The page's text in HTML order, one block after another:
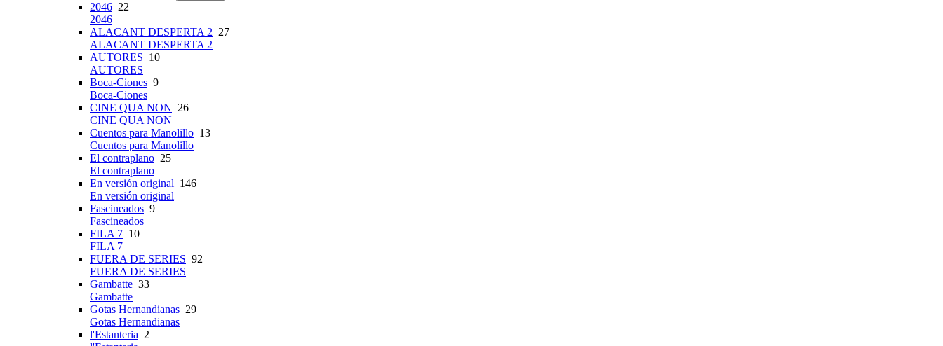
2046 22
2046
ALACANT DESPERTA 2 27
ALACANT DESPERTA 2
AUTORES 10
AUTORES
Boca-Ciones 9
Boca-Ciones
CINE QUA NON 26
CINE QUA NON
Cuentos para Manolillo 13
Cuentos para Manolillo
El contraplano 25
El contraplano
En versión original 146
En versión original
Fascineados 9
Fascineados
FILA 7 10
FILA 7
FUERA DE SERIES 92
FUERA DE SERIES
Gambatte 33
Gambatte
Gotas Hernandianas 29
Gotas Hernandianas
l'Estanteria 2